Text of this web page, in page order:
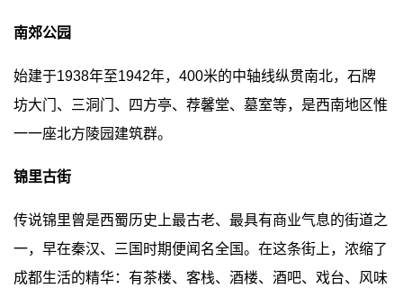
南郊公园
始建于1938年至1942年，400米的中轴线纵贯南北，石牌
坊大门、三洞门、四方亭、荐馨堂、墓室等，是西南地区惟
一一座北方陵园建筑群。
锦里古街
传说锦里曾是西蜀历史上最古老、最具有商业气息的街道之
一，早在秦汉、三国时期便闻名全国。在这条街上，浓缩了
成都生活的精华：有茶楼、客栈、酒楼、酒吧、戏台、风味